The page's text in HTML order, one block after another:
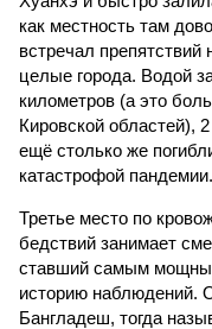
как местность там
встречал
целые города. Водой
километров (а это
Кировской областей),
ещё столько же
катастрофой пандемии.
Третье место по
бедствий занимает
ставший самым
историю наблюдений.
Бангладеш, тогда